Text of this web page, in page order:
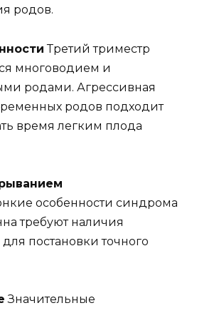
родов.
Третий триместр
многоводием и
родами. Агрессивная
родов подходит
время легким плода
особенности синдрома
требуют наличия
постановки точного
Значительные